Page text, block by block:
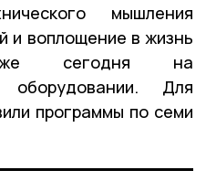
мышления
и воплощение в жизнь
сегодня на
оборудовании. Для
программы по семи